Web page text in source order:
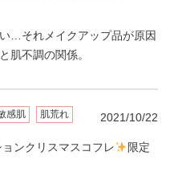
…それメイクアップ品が原因
肌不調の関係。
感肌 肌荒れ 2021/10/22
ンクリスマスコフレ
限定